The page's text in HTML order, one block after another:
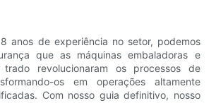
anos de experiência no setor, podemos
que as máquinas embaladoras e
trado revolucionaram os processos de
os em operações altamente
Com nosso guia definitivo, nosso